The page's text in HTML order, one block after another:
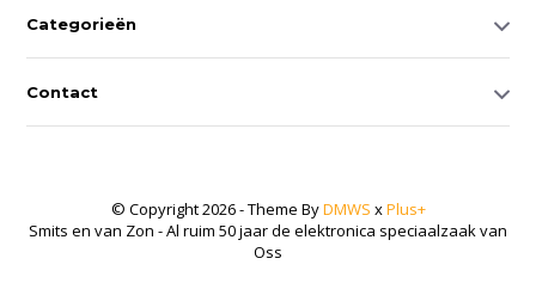
Categorieën
Contact
© Copyright 2026 - Theme ByDMWS xPlus+
Smits en van Zon - Al ruim 50 jaar de elektronica speciaalzaak van
Oss